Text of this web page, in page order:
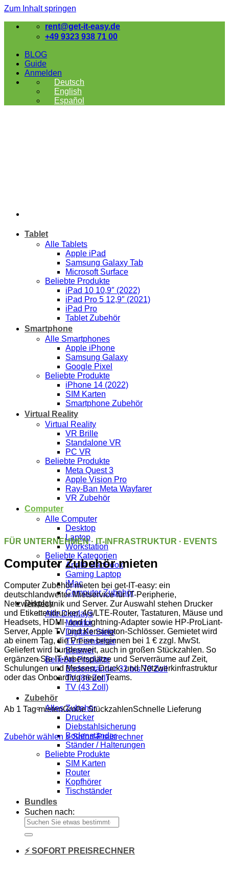
Zum Inhalt springen
rent@get-it-easy.de
+49 9323 938 71 00
BLOG
Guide
Anmelden
Deutsch
English
Español
Tablet
Alle Tablets
Apple iPad
Samsung Galaxy Tab
Microsoft Surface
Beliebte Produkte
iPad 10 10,9″ (2022)
iPad Pro 5 12,9″ (2021)
iPad Pro
Tablet Zubehör
Smartphone
Alle Smartphones
Apple iPhone
Samsung Galaxy
Google Pixel
Beliebte Produkte
iPhone 14 (2022)
SIM Karten
Smartphone Zubehör
Virtual Reality
Virtual Reality
VR Brille
Standalone VR
PC VR
Beliebte Produkte
Meta Quest 3
Apple Vision Pro
Ray-Ban Meta Wayfarer
VR Zubehör
Computer
Alle Computer
Desktop
Laptop
Workstation
Beliebte Kategorien
Apple MacBook
Gaming Laptop
iMac
Computer Zubehör
Display
Alle Displays
Monitor
Digitale Stele
TV Fernseher
Beamer
Beliebte Produkte
Bodenständer 32 bis 70 Zoll
TV (86 Zoll)
TV (43 Zoll)
Zubehör
Alles Zubehör
Drucker
Diebstahlsicherung
Bodenständer
Ständer / Halterungen
Beliebte Produkte
SIM Karten
Router
Kopfhörer
Tischständer
Bundles
Suchen nach:
⚡ SOFORT PREISRECHNER
FÜR UNTERNEHMEN · IT-INFRASTRUKTUR · EVENTS
Computer Zubehör mieten
Computer Zubehör mieten bei get-IT-easy: ein
deutschlandweiter Mietservice für IT-Peripherie,
Netzwerktechnik und Server. Zur Auswahl stehen Drucker
und Etikettendrucker, 4G/LTE-Router, Tastaturen, Mäuse und
Headsets, HDMI- und Lightning-Adapter sowie HP-ProLiant-
Server, Apple TV und Kensington-Schlösser. Gemietet wird
ab einem Tag, die Preise beginnen bei 1 € zzgl. MwSt.
Geliefert wird bundesweit, auch in großen Stückzahlen. So
ergänzen Sie IT-Arbeitsplätze und Serverräume auf Zeit,
Schulungen und Messen, Druck- und Netzwerkinfrastruktur
oder das Onboarding neuer Teams.
Ab 1 Tag mietenGroße StückzahlenSchnelle Lieferung
Zubehör wählen ⚡ Sofort-Preisrechner